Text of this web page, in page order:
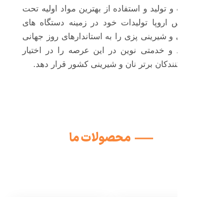
تولید و استفاده از بهترین مواد اولیه تحت
اروپا تولیدات خود در زمینه دستگاه های
و شیرینی پزی را به استاندارهای روز جهانی
و خدمتی نوین در این عرصه را در اختیار
برتر نان و شیرینی کشور قرار دهد.
محصولات ما